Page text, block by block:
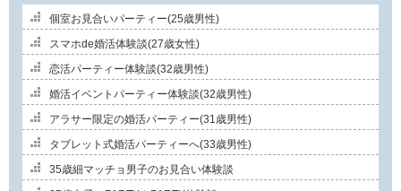
個室お見合いパーティー(25歳男性)
スマホde婚活体験談(27歳女性)
恋活パーティー体験談(32歳男性)
婚活イベントパーティー体験談(32歳男性)
アラサー限定の婚活パーティー(31歳男性)
タブレット式婚活パーティーへ(33歳男性)
35歳細マッチョ男子のお見合い体験談